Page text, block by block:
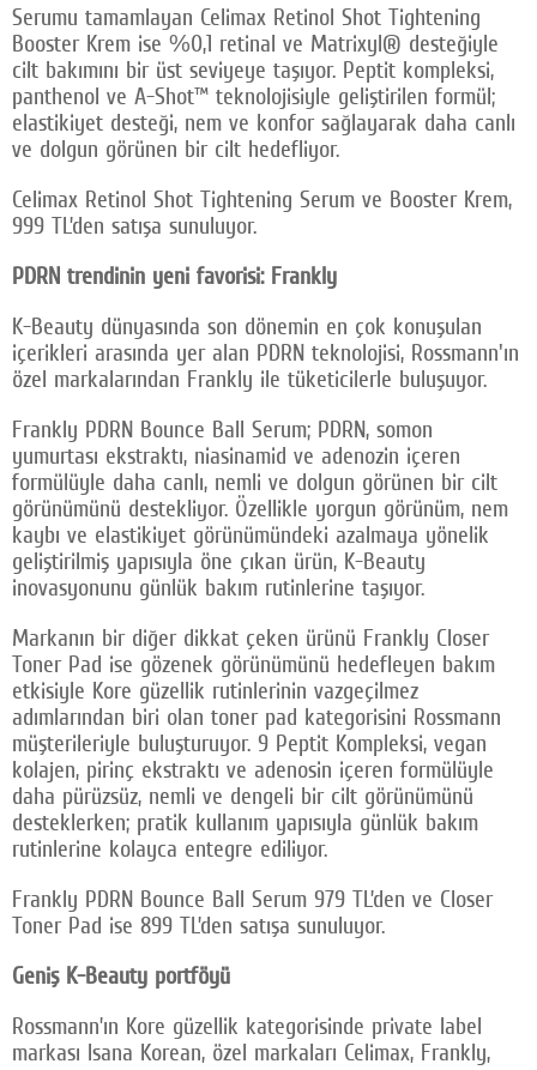
Serumu tamamlayan Celimax Retinol Shot Tightening
Booster Krem ise %0,1 retinal ve Matrixyl® desteğiyle
cilt bakımını bir üst seviyeye taşıyor. Peptit kompleksi,
panthenol ve A-Shot™ teknolojisiyle geliştirilen formül;
elastikiyet desteği, nem ve konfor sağlayarak daha canlı
ve dolgun görünen bir cilt hedefliyor.
Celimax Retinol Shot Tightening Serum ve Booster Krem,
999 TL’den satışa sunuluyor.
PDRN trendinin yeni favorisi: Frankly
K-Beauty dünyasında son dönemin en çok konuşulan
içerikleri arasında yer alan PDRN teknolojisi, Rossmann'ın
özel markalarından Frankly ile tüketicilerle buluşuyor.
Frankly PDRN Bounce Ball Serum; PDRN, somon
yumurtası ekstraktı, niasinamid ve adenozin içeren
formülüyle daha canlı, nemli ve dolgun görünen bir cilt
görünümünü destekliyor. Özellikle yorgun görünüm, nem
kaybı ve elastikiyet görünümündeki azalmaya yönelik
geliştirilmiş yapısıyla öne çıkan ürün, K-Beauty
inovasyonunu günlük bakım rutinlerine taşıyor.
Markanın bir diğer dikkat çeken ürünü Frankly Closer
Toner Pad ise gözenek görünümünü hedefleyen bakım
etkisiyle Kore güzellik rutinlerinin vazgeçilmez
adımlarından biri olan toner pad kategorisini Rossmann
müşterileriyle buluşturuyor. 9 Peptit Kompleksi, vegan
kolajen, pirinç ekstraktı ve adenosin içeren formülüyle
daha pürüzsüz, nemli ve dengeli bir cilt görünümünü
desteklerken; pratik kullanım yapısıyla günlük bakım
rutinlerine kolayca entegre ediliyor.
Frankly PDRN Bounce Ball Serum 979 TL’den ve Closer
Toner Pad ise 899 TL’den satışa sunuluyor.
Geniş K-Beauty portföyü
Rossmann’ın Kore güzellik kategorisinde private label
markası Isana Korean, özel markaları Celimax, Frankly,